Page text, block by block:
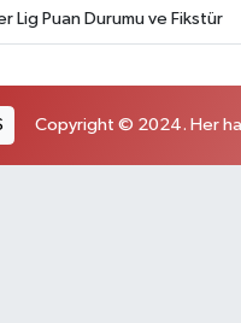
Lig Puan Durumu ve Fikstür
Copyright © 2024. Her